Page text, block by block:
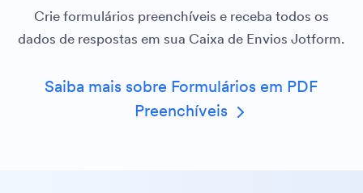
Crie formulários preenchíveis e receba todos os
dados de respostas em sua Caixa de Envios Jotform.
Saiba mais sobre Formulários em PDF
Preenchíveis